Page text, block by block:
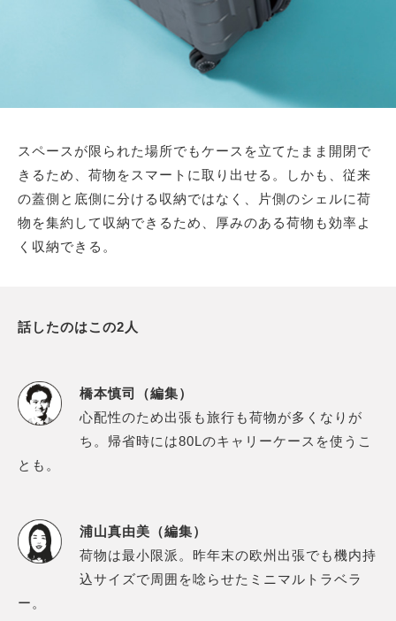
スペースが限られた場所でもケースを立てたまま開閉で
きるため、荷物をスマートに取り出せる。しかも、従来
の蓋側と底側に分ける収納ではなく、片側のシェルに荷
物を集約して収納できるため、厚みのある荷物も効率よ
く収納できる。
話したのはこの2人
橋本慎司（編集）
心配性のため出張も旅行も荷物が多くなりが
ち。帰省時には80Lのキャリーケースを使うこ
とも。
浦山真由美（編集）
荷物は最小限派。昨年末の欧州出張でも機内持
込サイズで周囲を唸らせたミニマルトラベラ
ー。